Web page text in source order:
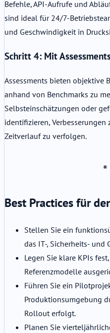
Befehle, API-Aufrufe und
sind ideal für 24/7-
und Geschwindigkeit in
Schritt 4: Mit
Assessments bieten objektive
anhand von Benchmarks zu
Selbsteinschätzungen oder
identifizieren,
Zeitverlauf zu verfolgen.
Best Practices für
Stellen Sie ein
das IT-, Sicherheits- und
Legen Sie klare KPIs
Referenzmodelle
Führen Sie ein
Produktionsumgebung
Rollout erfolgt.
Planen Sie